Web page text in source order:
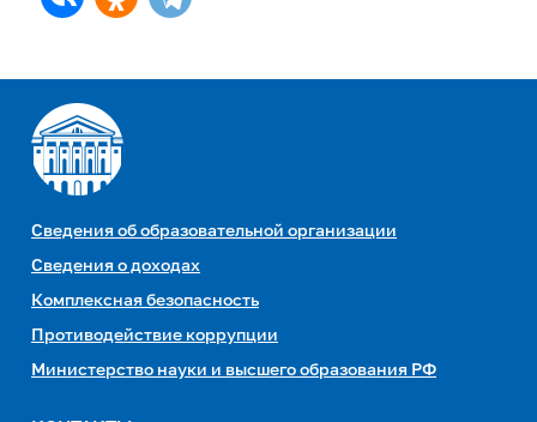
Сведения об образовательной организации
Сведения о доходах
Комплексная безопасность
Противодействие коррупции
Министерство науки и высшего образования РФ